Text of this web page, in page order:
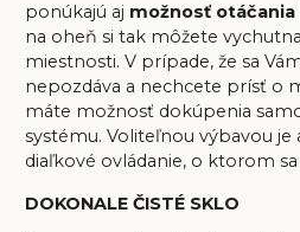
ponúkajú aj možnosť otáčania
na oheň si tak môžete
miestnosti. V prípade, že sa
nepozdáva a nechcete prísť o
máte možnosť dokúpenia
systému. Voliteľnou výbavou je
diaľkové ovládanie, o ktorom sa
DOKONALE ČISTÉ SKLO